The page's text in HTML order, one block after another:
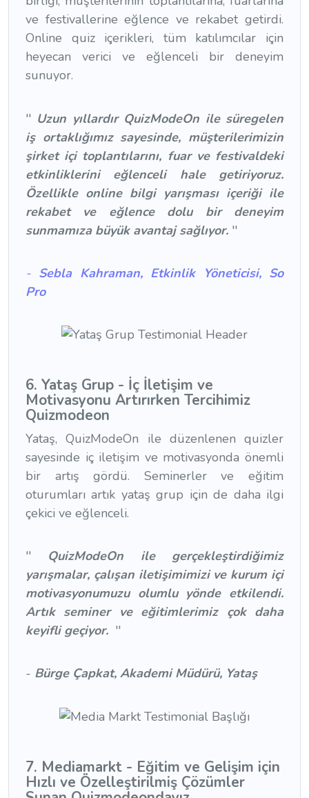
ve festivallerine eğlence ve rekabet getirdi.
Online quiz içerikleri, tüm katılımcılar için
heyecan verici ve eğlenceli bir deneyim
sunuyor.
'' Uzun yıllardır QuizModeOn ile süregelen
iş ortaklığımız sayesinde, müşterilerimizin
şirket içi toplantılarını, fuar ve festivaldeki
etkinliklerini eğlenceli hale getiriyoruz.
Özellikle online bilgi yarışması içeriği ile
rekabet ve eğlence dolu bir deneyim
sunmamıza büyük avantaj sağlıyor. ''
- Sebla Kahraman, Etkinlik Yöneticisi, So
Pro
6. Yataş Grup - İç İletişim ve
Motivasyonu Artırırken Tercihimiz
Quizmodeon
Yataş, QuizModeOn ile düzenlenen quizler
sayesinde iç iletişim ve motivasyonda önemli
bir artış gördü. Seminerler ve eğitim
oturumları artık yataş grup için de daha ilgi
çekici ve eğlenceli.
'' QuizModeOn ile gerçekleştirdiğimiz
yarışmalar, çalışan iletişimimizi ve kurum içi
motivasyonumuzu olumlu yönde etkilendi.
Artık seminer ve eğitimlerimiz çok daha
keyifli geçiyor. ''
- Bürge Çapkat, Akademi Müdürü, Yataş
7. Mediamarkt - Eğitim ve Gelişim için
Hızlı ve Özelleştirilmiş Çözümler